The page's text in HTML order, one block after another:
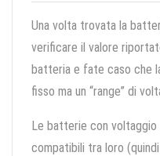
Una volta trovata la
verificare il valore
batteria e fate caso che
fisso ma un “range” di
Le batterie con voltaggio
compatibili tra loro